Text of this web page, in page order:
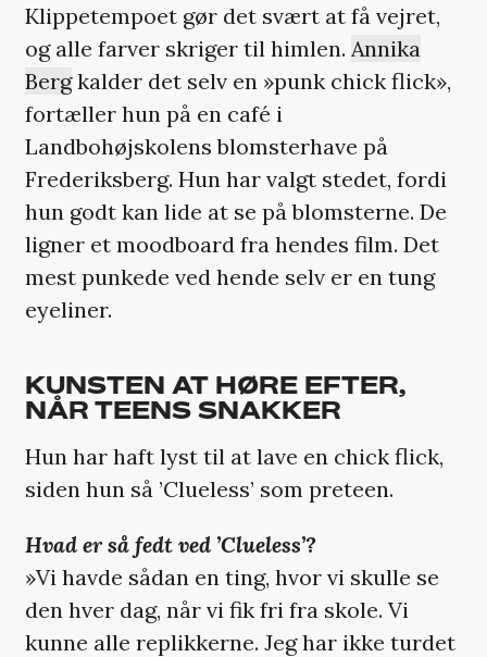
Klippetempoet gør det svært at få vejret,
og alle farver skriger til himlen. Annika
Bergkalder det selv en »punk chick flick»,
fortæller hun på en café i
Landbohøjskolens blomsterhave på
Frederiksberg. Hun har valgt stedet, fordi
hun godt kan lide at se på blomsterne. De
ligner et moodboard fra hendes film. Det
mest punkede ved hende selv er en tung
eyeliner.
KUNSTEN AT HØRE EFTER,
NÅR TEENS SNAKKER
Hun har haft lyst til at lave en chick flick,
siden hun så ’Clueless’ som preteen.
Hvad er så fedt ved ’Clueless’?
»Vi havde sådan en ting, hvor vi skulle se
den hver dag, når vi fik fri fra skole. Vi
kunne alle replikkerne. Jeg har ikke turdet